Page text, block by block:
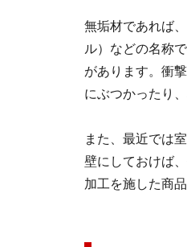
無垢材であれば
ル）などの名称
があります。衝
にぶつかったり
また、最近では
壁にしておけば
加工を施した商